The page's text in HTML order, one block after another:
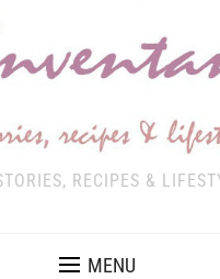
RECIPES &
MENU